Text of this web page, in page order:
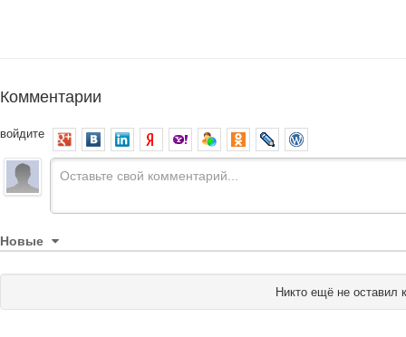
Комментарии
войдите
Новые
Никто ещё не оставил